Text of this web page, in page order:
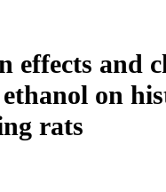
effects and
on
rats